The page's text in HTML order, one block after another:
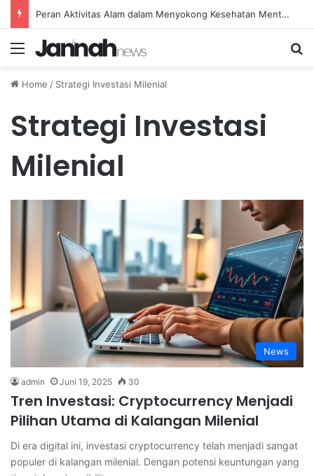
Peran Aktivitas Alam dalam Menyokong Kesehatan Mental dan Menenangkan Pikiran di Masa Sulit
Menu
Home / Strategi Investasi Milenial
Strategi Investasi
Milenial
News
admin Juni 19, 2025 30
Tren Investasi: Cryptocurrency Menjadi
Pilihan Utama di Kalangan Milenial
Di era digital ini, investasi cryptocurrency telah menjadi sangat
populer di kalangan milenial. Dengan potensi keuntungan yang